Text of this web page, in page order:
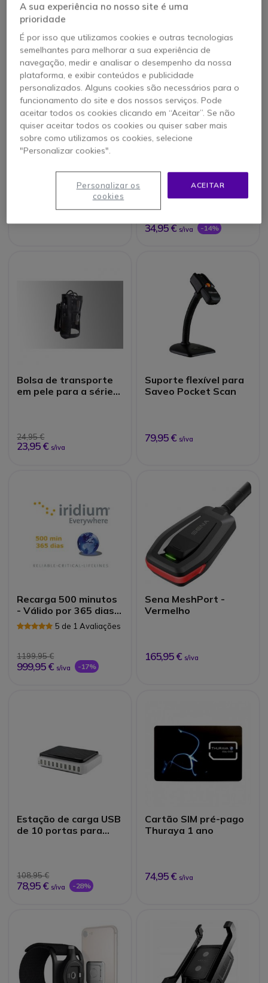
37,95 € s/iva -37%
limpeza para ecrãs
adaptador 100 W
34,95 € s/iva -14%
Bolsa de transporte
em pele para a série
24,95 €
23,95 € s/iva
Suporte flexível para
Saveo Pocket Scan
79,95 € s/iva
Recarga 500 minutos
- Válido por 365 dias
Iridium
5 de 1 Avaliações
1199,95 €
999,95 € s/iva -17%
Sena MeshPort -
Vermelho
165,95 € s/iva
Estação de carga USB
de 10 portas para
108,95 €
78,95 € s/iva -28%
Cartão SIM pré-pago
Thuraya 1 ano
74,95 € s/iva
A sua experiência no nosso site é uma
prioridade
É por isso que utilizamos cookies e outras tecnologias
semelhantes para melhorar a sua experiência de
navegação, medir e analisar o desempenho da nossa
plataforma, e exibir conteúdos e publicidade
personalizados. Alguns cookies são necessários para o
funcionamento do site e dos nossos serviços. Pode
aceitar todos os cookies clicando em “Aceitar”. Se não
quiser aceitar todos os cookies ou quiser saber mais
sobre como utilizamos os cookies, selecione
"Personalizar cookies".
ACEITAR
Personalizar os
cookies